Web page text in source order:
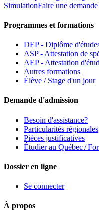
SimulationFaire une
Programmes et formations
DEP - Diplôme
ASP - Attestation de
AEP - Attestation
Autres formations
Élève / Stage d'un jour
Demande d'admission
Besoin d'assistance?
Particularités régionales
Pièces justificatives
Étudier au Québec /
Dossier en ligne
Se connecter
À propos